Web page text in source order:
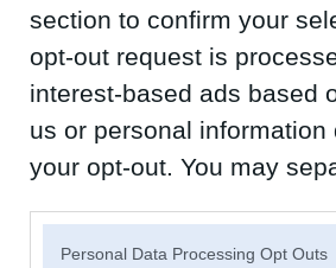
section to confirm your
opt-out request is
interest-based ads based
us or personal
your opt-out. You may
Personal Data Processing Opt Outs